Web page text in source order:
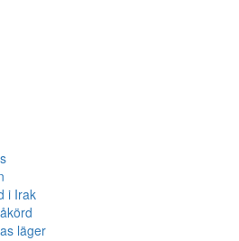
i Irak
läger